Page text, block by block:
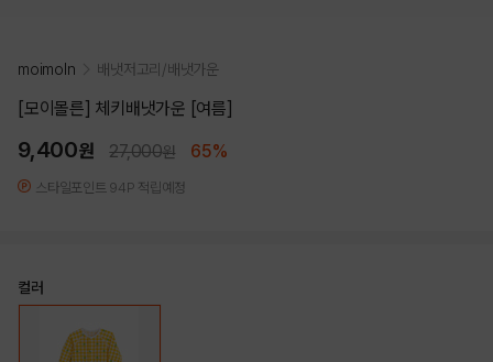
moimoln 배냇저고리/배냇가운
[모이몰른] 체키배냇가운 [여름]
9,400원 27,000원 65%
스타일포인트 94P 적립예정
컬러